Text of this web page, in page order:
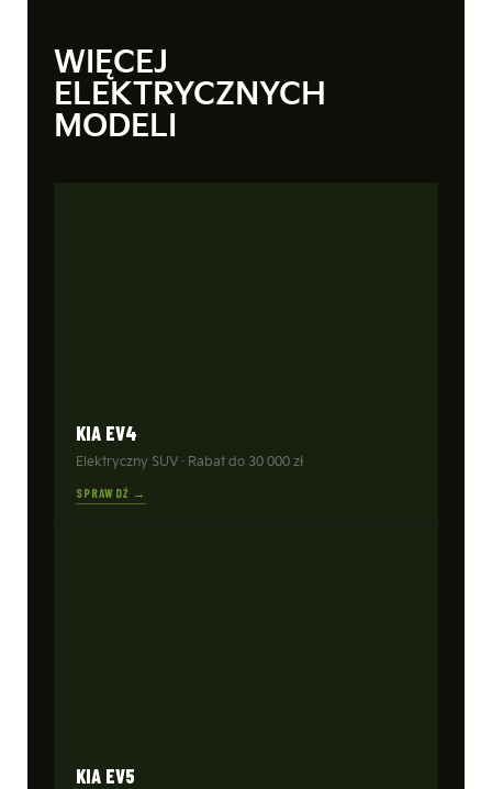
WIĘCEJ
ELEKTRYCZNYCH
MODELI
KIA EV4
Elektryczny SUV · Rabat do 30 000 zł
SPRAWDŹ →
KIA EV5